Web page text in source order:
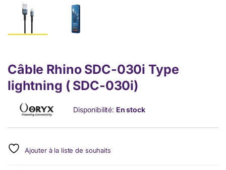
Câble Rhino SDC-030i Type
lightning ( SDC-030i)
Disponibilité: En stock
Ajouter à la liste de souhaits